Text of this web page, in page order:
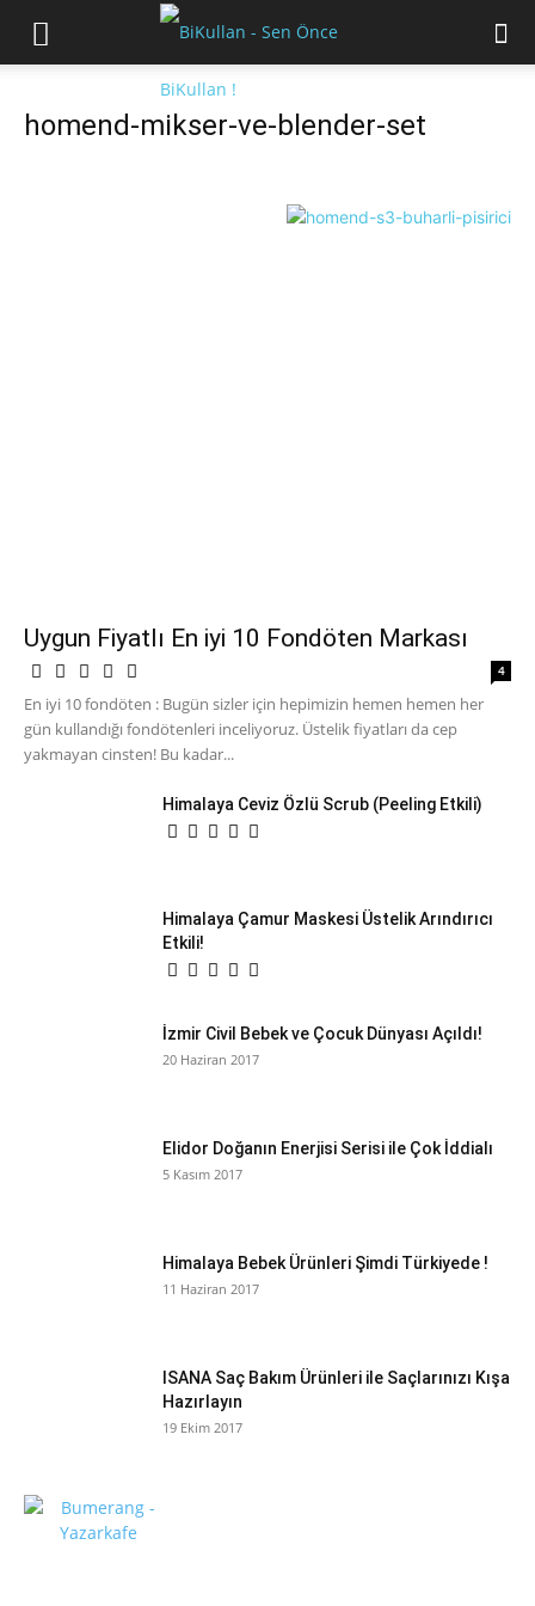
homend-mikser-ve-blender-set
Uygun Fiyatlı En iyi 10 Fondöten Markası
4
En iyi 10 fondöten : Bugün sizler için hepimizin hemen hemen her
gün kullandığı fondötenleri inceliyoruz. Üstelik fiyatları da cep
yakmayan cinsten! Bu kadar...
Himalaya Ceviz Özlü Scrub (Peeling Etkili)
Himalaya Çamur Maskesi Üstelik Arındırıcı
Etkili!
İzmir Civil Bebek ve Çocuk Dünyası Açıldı!
20 Haziran 2017
Elidor Doğanın Enerjisi Serisi ile Çok İddialı
5 Kasım 2017
Himalaya Bebek Ürünleri Şimdi Türkiyede !
11 Haziran 2017
ISANA Saç Bakım Ürünleri ile Saçlarınızı Kışa
Hazırlayın
19 Ekim 2017